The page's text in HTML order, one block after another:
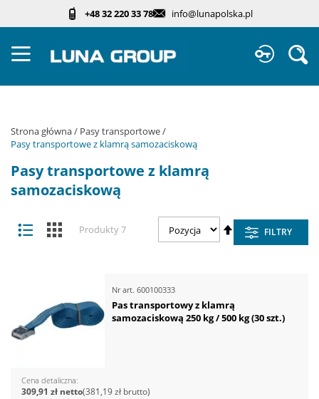
+48 32 220 33 78 info@lunapolska.pl
Strona główna
Pasy transportowe
Pasy transportowe z klamrą samozaciskową
Pasy transportowe z klamrą
samozaciskową
Zobacz
jako
Lista KafelkiProdukty7
Ustaw
kierunek
malejący
FILTRY
Nr art. 600100333
Pas transportowy z klamrą
samozaciskową 250 kg / 500 kg (30 szt.)
Cena detaliczna
381,19 zł
309,91 zł